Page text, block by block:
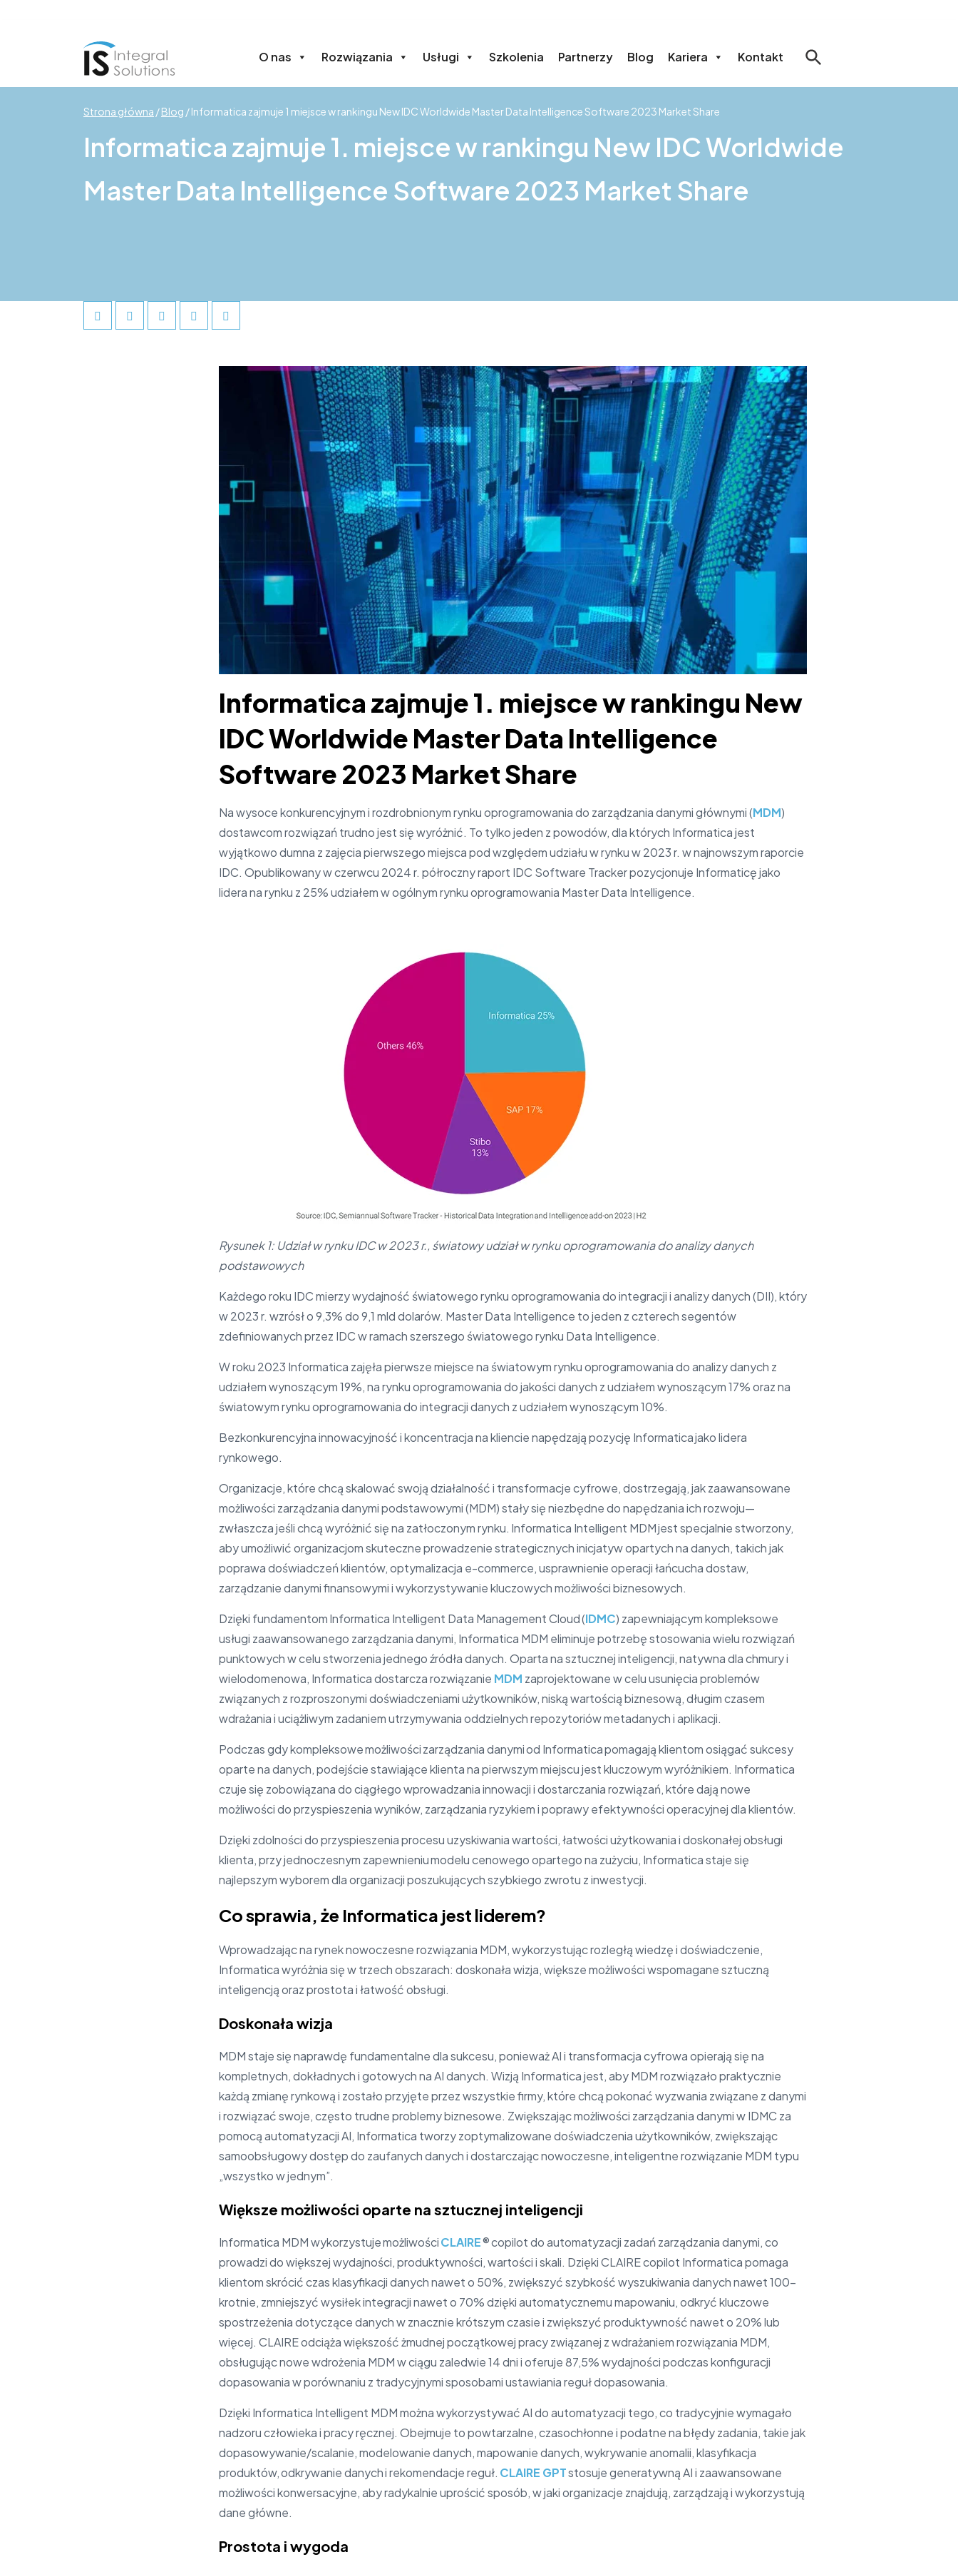
O nas Rozwiązania Usługi Szkolenia Partnerzy Blog Kariera Kontakt
Strona główna /Blog /Informatica zajmuje 1 miejsce w rankingu New IDC Worldwide Master Data Intelligence Software 2023 Market Share
Informatica zajmuje 1. miejsce w rankingu New IDC Worldwide
Master Data Intelligence Software 2023 Market Share
Informatica zajmuje 1. miejsce w rankingu New
IDC Worldwide Master Data Intelligence
Software 2023 Market Share
Na wysoce konkurencyjnym i rozdrobnionym rynku oprogramowania do zarządzania danymi głównymi (MDM)
dostawcom rozwiązań trudno jest się wyróżnić. To tylko jeden z powodów, dla których Informatica jest
wyjątkowo dumna z zajęcia pierwszego miejsca pod względem udziału w rynku w 2023 r. w najnowszym raporcie
IDC. Opublikowany w czerwcu 2024 r. półroczny raport IDC Software Tracker pozycjonuje Informaticę jako
lidera na rynku z 25% udziałem w ogólnym rynku oprogramowania Master Data Intelligence.
Rysunek 1: Udział w rynku IDC w 2023 r., światowy udział w rynku oprogramowania do analizy danych
podstawowych
Każdego roku IDC mierzy wydajność światowego rynku oprogramowania do integracji i analizy danych (DII), który
w 2023 r. wzrósł o 9,3% do 9,1 mld dolarów. Master Data Intelligence to jeden z czterech segentów
zdefiniowanych przez IDC w ramach szerszego światowego rynku Data Intelligence.
W roku 2023 Informatica zajęła pierwsze miejsce na światowym rynku oprogramowania do analizy danych z
udziałem wynoszącym 19%, na rynku oprogramowania do jakości danych z udziałem wynoszącym 17% oraz na
światowym rynku oprogramowania do integracji danych z udziałem wynoszącym 10%.
Bezkonkurencyjna innowacyjność i koncentracja na kliencie napędzają pozycję Informatica jako lidera
rynkowego.
Organizacje, które chcą skalować swoją działalność i transformacje cyfrowe, dostrzegają, jak zaawansowane
możliwości zarządzania danymi podstawowymi (MDM) stały się niezbędne do napędzania ich rozwoju—
zwłaszcza jeśli chcą wyróżnić się na zatłoczonym rynku. Informatica Intelligent MDM jest specjalnie stworzony,
aby umożliwić organizacjom skuteczne prowadzenie strategicznych inicjatyw opartych na danych, takich jak
poprawa doświadczeń klientów, optymalizacja e-commerce, usprawnienie operacji łańcucha dostaw,
zarządzanie danymi finansowymi i wykorzystywanie kluczowych możliwości biznesowych.
Dzięki fundamentom Informatica Intelligent Data Management Cloud (IDMC) zapewniającym kompleksowe
usługi zaawansowanego zarządzania danymi, Informatica MDM eliminuje potrzebę stosowania wielu rozwiązań
punktowych w celu stworzenia jednego źródła danych. Oparta na sztucznej inteligencji, natywna dla chmury i
wielodomenowa, Informatica dostarcza rozwiązanie MDM zaprojektowane w celu usunięcia problemów
związanych z rozproszonymi doświadczeniami użytkowników, niską wartością biznesową, długim czasem
wdrażania i uciążliwym zadaniem utrzymywania oddzielnych repozytoriów metadanych i aplikacji.
Podczas gdy kompleksowe możliwości zarządzania danymi od Informatica pomagają klientom osiągać sukcesy
oparte na danych, podejście stawiające klienta na pierwszym miejscu jest kluczowym wyróżnikiem. Informatica
czuje się zobowiązana do ciągłego wprowadzania innowacji i dostarczania rozwiązań, które dają nowe
możliwości do przyspieszenia wyników, zarządzania ryzykiem i poprawy efektywności operacyjnej dla klientów.
Dzięki zdolności do przyspieszenia procesu uzyskiwania wartości, łatwości użytkowania i doskonałej obsługi
klienta, przy jednoczesnym zapewnieniu modelu cenowego opartego na zużyciu, Informatica staje się
najlepszym wyborem dla organizacji poszukujących szybkiego zwrotu z inwestycji.
Co sprawia, że ​​Informatica jest liderem?
Wprowadzając na rynek nowoczesne rozwiązania MDM, wykorzystując rozległą wiedzę i doświadczenie,
Informatica wyróżnia się w trzech obszarach: doskonała wizja, większe możliwości wspomagane sztuczną
inteligencją oraz prostota i łatwość obsługi.
Doskonała wizja
MDM staje się naprawdę fundamentalne dla sukcesu, ponieważ AI i transformacja cyfrowa opierają się na
kompletnych, dokładnych i gotowych na AI danych. Wizją Informatica jest, aby MDM rozwiązało praktycznie
każdą zmianę rynkową i zostało przyjęte przez wszystkie firmy, które chcą pokonać wyzwania związane z danymi
i rozwiązać swoje, często trudne problemy biznesowe. Zwiększając możliwości zarządzania danymi w IDMC za
pomocą automatyzacji AI, Informatica tworzy zoptymalizowane doświadczenia użytkowników, zwiększając
samoobsługowy dostęp do zaufanych danych i dostarczając nowoczesne, inteligentne rozwiązanie MDM typu
„wszystko w jednym”.
Większe możliwości oparte na sztucznej inteligencji
Informatica MDM wykorzystuje możliwościCLAIRE® copilot do automatyzacji zadań zarządzania danymi, co
prowadzi do większej wydajności, produktywności, wartości i skali. Dzięki CLAIRE copilot Informatica pomaga
klientom skrócić czas klasyfikacji danych nawet o 50%, zwiększyć szybkość wyszukiwania danych nawet 100-
krotnie, zmniejszyć wysiłek integracji nawet o 70% dzięki automatycznemu mapowaniu, odkryć kluczowe
spostrzeżenia dotyczące danych w znacznie krótszym czasie i zwiększyć produktywność nawet o 20% lub
więcej. CLAIRE odciąża większość żmudnej początkowej pracy związanej z wdrażaniem rozwiązania MDM,
obsługując nowe wdrożenia MDM w ciągu zaledwie 14 dni i oferuje 87,5% wydajności podczas konfiguracji
dopasowania w porównaniu z tradycyjnymi sposobami ustawiania reguł dopasowania.
Dzięki Informatica Intelligent MDM można wykorzystywać AI do automatyzacji tego, co tradycyjnie wymagało
nadzoru człowieka i pracy ręcznej. Obejmuje to powtarzalne, czasochłonne i podatne na błędy zadania, takie jak
dopasowywanie/scalanie, modelowanie danych, mapowanie danych, wykrywanie anomalii, klasyfikacja
produktów, odkrywanie danych i rekomendacje reguł. CLAIRE GPTstosuje generatywną AI i zaawansowane
możliwości konwersacyjne, aby radykalnie uprościć sposób, w jaki organizacje znajdują, zarządzają i wykorzystują
dane główne.
Prostota i wygoda